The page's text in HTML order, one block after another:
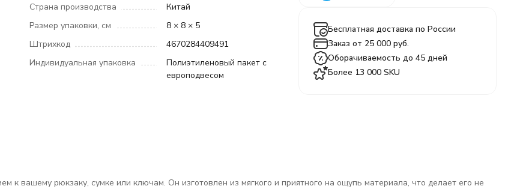
Страна производства
Китай
Размер упаковки, см
8 × 8 × 5
Штрихкод
4670284409491
Индивидуальная упаковка
Полиэтиленовый пакет c
европодвесом
Бесплатная доставка по России
Заказ от 25 000 руб.
Оборачиваемость до 45 дней
Более 13 000 SKU
вашему рюкзаку, сумке или ключам. Он изготовлен из мягкого и приятного на ощупь материала, что делает его не